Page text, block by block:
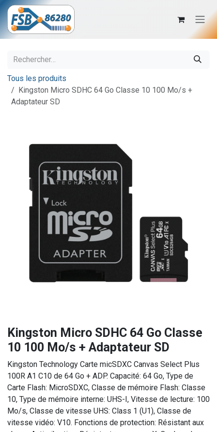
Se rendre au contenu
Tous les produits
Kingston Micro SDHC 64 Go Classe 10 100 Mo/s +
Adaptateur SD
Kingston Micro SDHC 64 Go Classe
10 100 Mo/s + Adaptateur SD
Kingston Technology Carte micSDXC Canvas Select Plus
100R A1 C10 de 64 Go + ADP. Capacité: 64 Go, Type de
Carte Flash: MicroSDXC, Classe de mémoire Flash: Classe
10, Type de mémoire interne: UHS-I, Vitesse de lecture: 100
Mo/s, Classe de vitesse UHS: Class 1 (U1), Classe de
vitesse vidéo: V10. Fonctions de protection: Résistant aux